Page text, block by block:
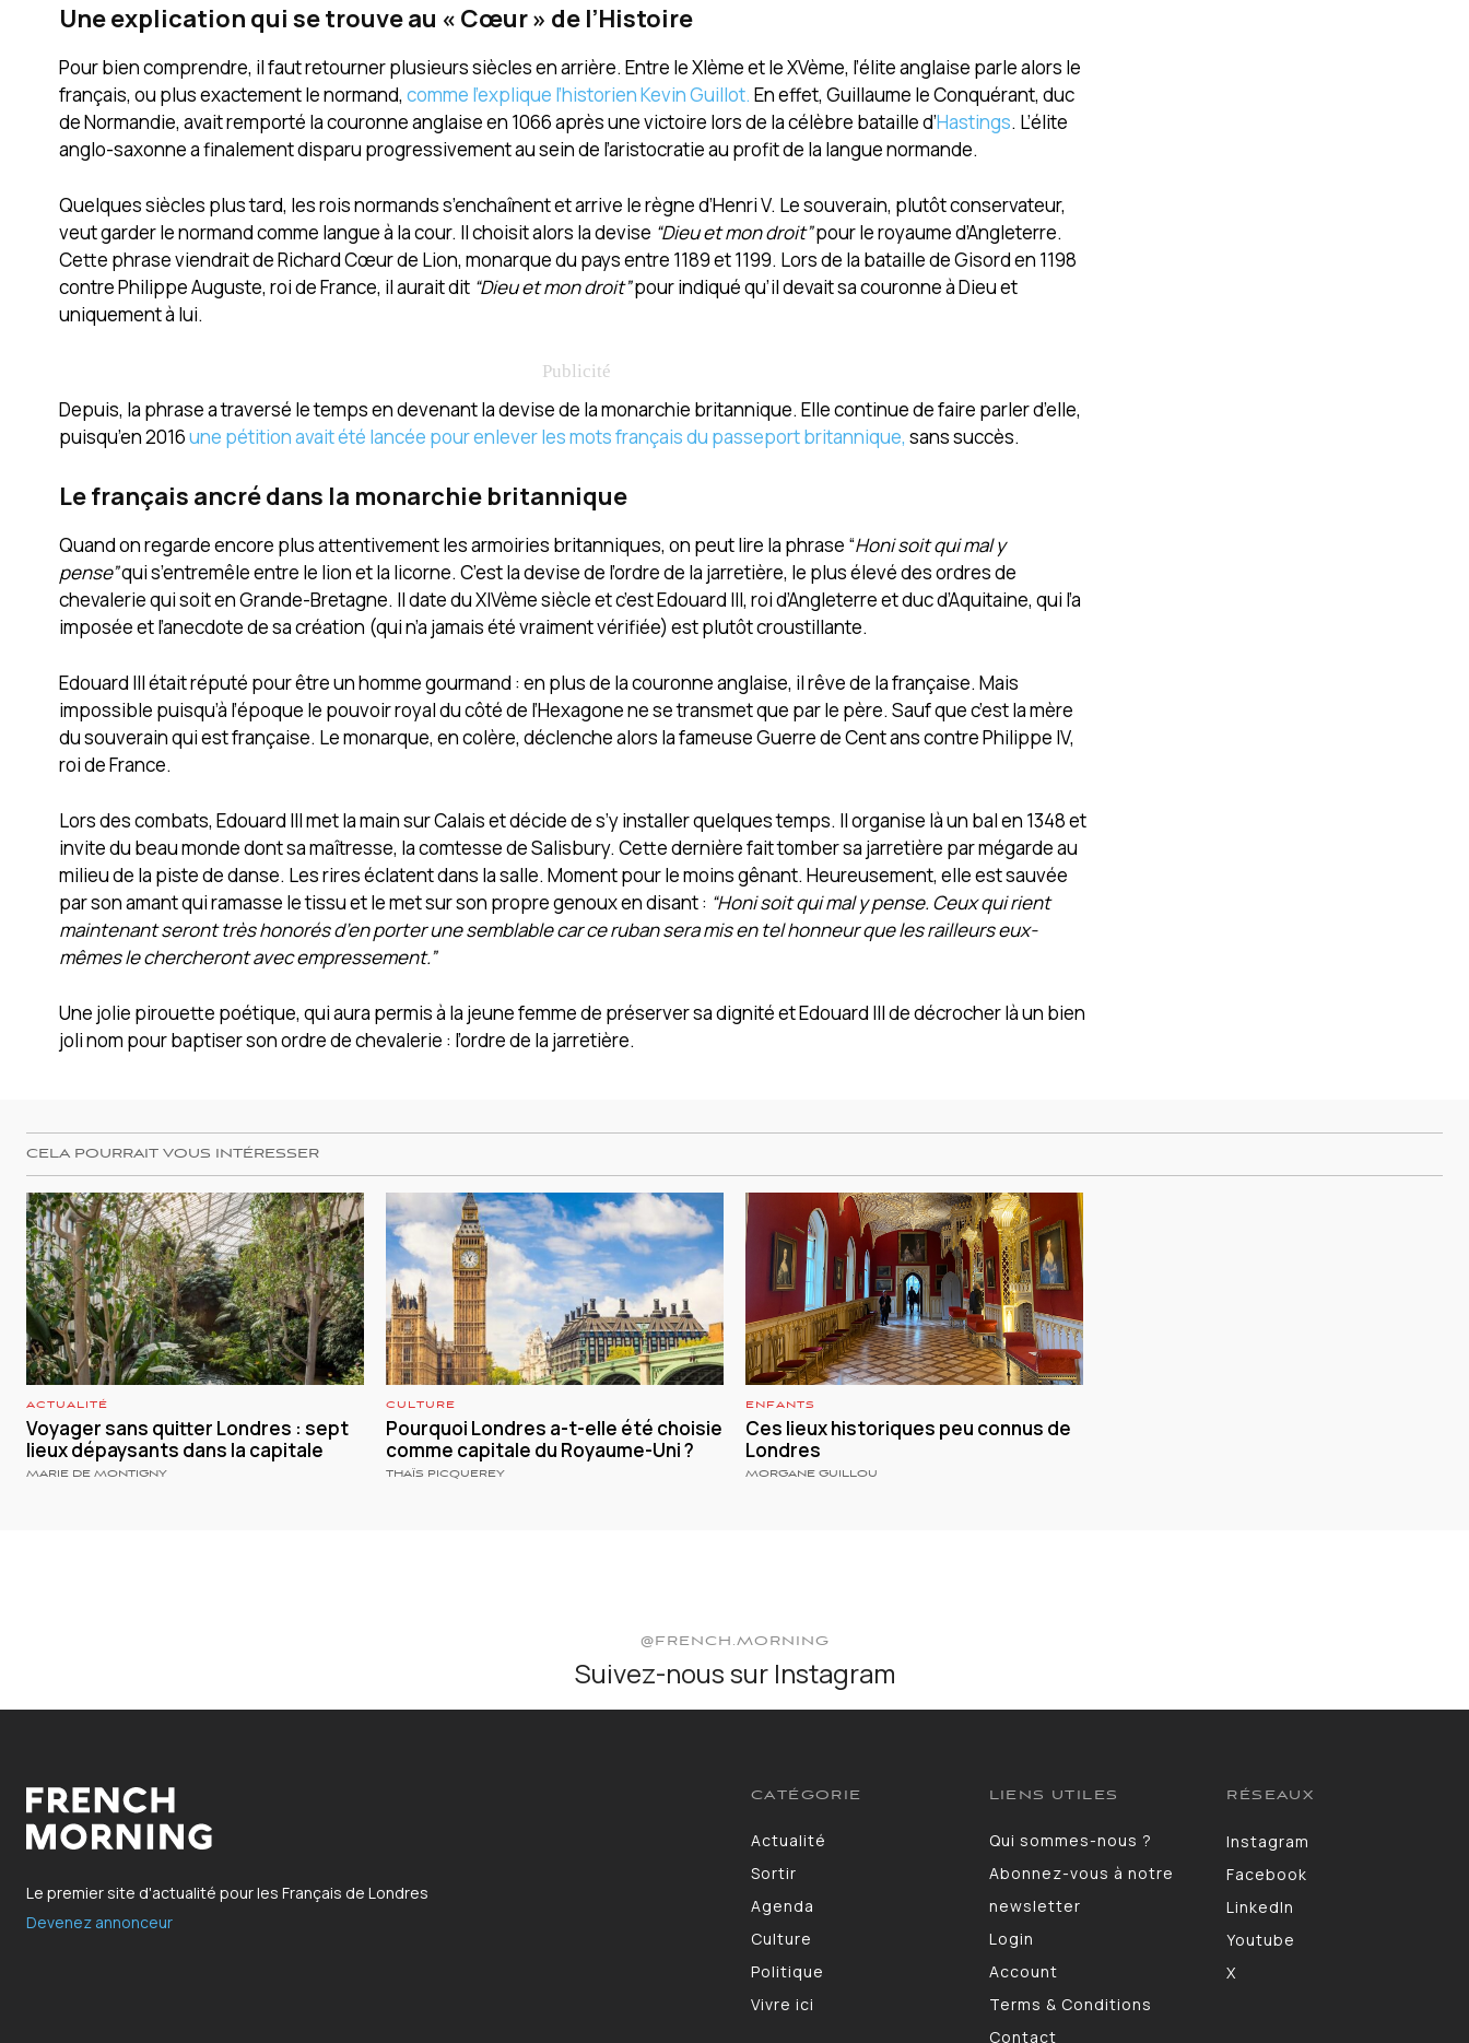
Une explication qui se trouve au « Cœur » de l’Histoire
Pour bien comprendre, il faut retourner plusieurs siècles en arrière. Entre le XIème et le XVème, l’élite anglaise parle alors le
français, ou plus exactement le normand, comme l’explique l’historien Kevin Guillot. En effet, Guillaume le Conquérant, duc
de Normandie, avait remporté la couronne anglaise en 1066 après une victoire lors de la célèbre bataille d’Hastings. L’élite
anglo-saxonne a finalement disparu progressivement au sein de l’aristocratie au profit de la langue normande.
Quelques siècles plus tard, les rois normands s’enchaînent et arrive le règne d’Henri V. Le souverain, plutôt conservateur,
veut garder le normand comme langue à la cour. Il choisit alors la devise “Dieu et mon droit”pour le royaume d’Angleterre.
Cette phrase viendrait de Richard Cœur de Lion, monarque du pays entre 1189 et 1199. Lors de la bataille de Gisord en 1198
contre Philippe Auguste, roi de France, il aurait dit “Dieu et mon droit”pour indiqué qu’il devait sa couronne à Dieu et
uniquement à lui.
Depuis, la phrase a traversé le temps en devenant la devise de la monarchie britannique. Elle continue de faire parler d’elle,
puisqu’en 2016une pétition avait été lancée pour enlever les mots français du passeport britannique, sans succès.
Le français ancré dans la monarchie britannique
Quand on regarde encore plus attentivement les armoiries britanniques, on peut lire la phrase “Honi soit qui mal y
pense”qui s’entremêle entre le lion et la licorne. C’est la devise de l’ordre de la jarretière, le plus élevé des ordres de
chevalerie qui soit en Grande-Bretagne. Il date du XIVème siècle et c’est Edouard III, roi d’Angleterre et duc d’Aquitaine, qui l’a
imposée et l’anecdote de sa création (qui n’a jamais été vraiment vérifiée) est plutôt croustillante.
Edouard III était réputé pour être un homme gourmand : en plus de la couronne anglaise, il rêve de la française. Mais
impossible puisqu’à l’époque le pouvoir royal du côté de l’Hexagone ne se transmet que par le père. Sauf que c’est la mère
du souverain qui est française. Le monarque, en colère, déclenche alors la fameuse Guerre de Cent ans contre Philippe IV,
roi de France.
Lors des combats, Edouard III met la main sur Calais et décide de s’y installer quelques temps. Il organise là un bal en 1348 et
invite du beau monde dont sa maîtresse, la comtesse de Salisbury. Cette dernière fait tomber sa jarretière par mégarde au
milieu de la piste de danse. Les rires éclatent dans la salle. Moment pour le moins gênant. Heureusement, elle est sauvée
par son amant qui ramasse le tissu et le met sur son propre genoux en disant : “Honi soit qui mal y pense. Ceux qui rient
maintenant seront très honorés d’en porter une semblable car ce ruban sera mis en tel honneur que les railleurs eux-
mêmes le chercheront avec empressement.”
Une jolie pirouette poétique, qui aura permis à la jeune femme de préserver sa dignité et Edouard III de décrocher là un bien
joli nom pour baptiser son ordre de chevalerie : l’ordre de la jarretière.
CELA POURRAIT VOUS INTÉRESSER
ACTUALITÉ
Voyager sans quitter Londres : sept
lieux dépaysants dans la capitale
MARIE DE MONTIGNY
CULTURE
Pourquoi Londres a-t-elle été choisie
comme capitale du Royaume-Uni ?
THAÏS PICQUEREY
ENFANTS
Ces lieux historiques peu connus de
Londres
MORGANE GUILLOU
@FRENCH.MORNING
Suivez-nous sur Instagram
Le premier site d'actualité pour les Français de Londres
Devenez annonceur
CATÉGORIE
Actualité
Sortir
Agenda
Culture
Politique
Vivre ici
LIENS UTILES
Qui sommes-nous ?
Abonnez-vous à notre
newsletter
Login
Account
Terms & Conditions
Contact
RÉSEAUX
Instagram
Facebook
LinkedIn
Youtube
X